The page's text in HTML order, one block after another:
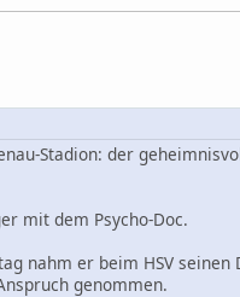
Stadion: der
mit dem Psycho-Doc.
nahm er beim HSV seinen
genommen.